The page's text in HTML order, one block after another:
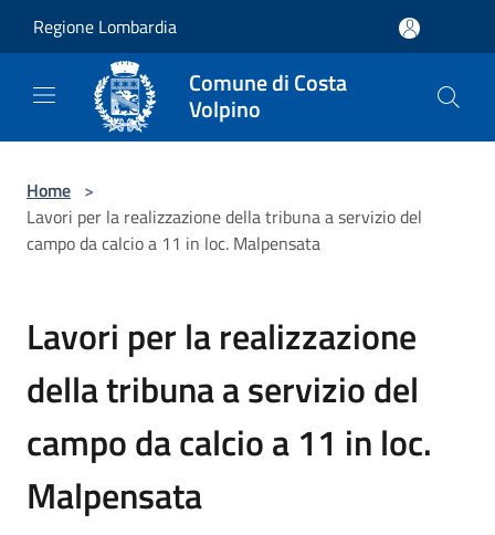
Regione Lombardia
Comune di Costa
Volpino
Home >
Lavori per la realizzazione della tribuna a servizio del
campo da calcio a 11 in loc. Malpensata
Lavori per la realizzazione
della tribuna a servizio del
campo da calcio a 11 in loc.
Malpensata